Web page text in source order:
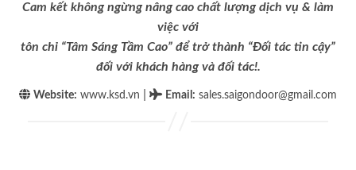
Cam kết không ngừng nâng cao chất lượng dịch vụ & làm
việc với
tôn chỉ “Tâm Sáng Tầm Cao” để trở thành “Đối tác tin cậy”
đối với khách hàng và đối tác!.
Website: www.ksd.vn Email : sales.saigondoor@gmail.com